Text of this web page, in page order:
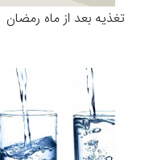
تغذیه بعد از ماه رمضان